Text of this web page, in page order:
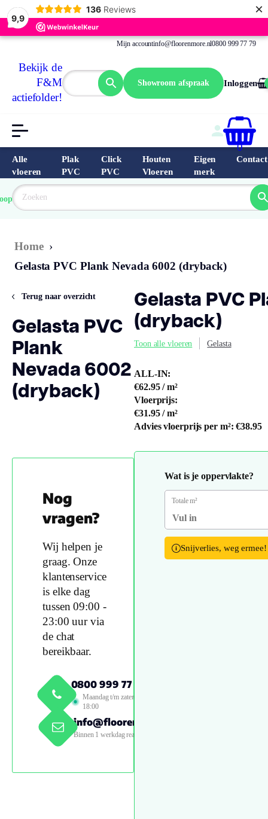
9,9
136 Reviews ×
Mijn accountinfo@floorenmore.nl0800 999 77 79
Bekijk de
F&M
actiefolder!
Showroom afspraak Inloggen
0
Alle
vloeren
Plak
PVC
Click
PVC
Houten
Vloeren
Eigen
merk
Contact
van
Home ›
Gelasta PVC Plank Nevada 6002 (dryback)
Terug naar overzicht
Gelasta PVC
Plank
Nevada 6002
(dryback)
Nog
vragen?
Wij helpen je
graag. Onze
klantenservice
is elke dag
tussen 09:00 -
23:00 uur via
de chat
bereikbaar.
0800 999 77 79
Maandag t/m zaterdag 09:00 -
18:00
info@floorenmore.nl
Binnen 1 werkdag reactie
Gelasta PVC
(dryback)
Toon alle vloeren Gelasta
ALL-IN:
€62.95 / m²
Vloerprijs:
€31.95/ m²
Advies vloerprijs per m²: €38.95
Wat is je oppervlakte?
Totale m²
Snijverlies, weg